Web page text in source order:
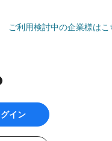
ご利用検討中の企業様はこ
イン